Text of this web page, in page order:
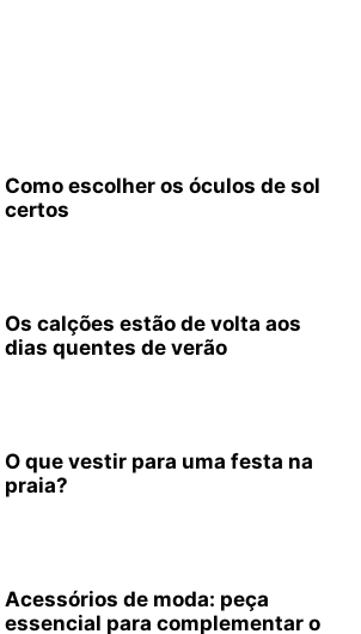
Como escolher os óculos de sol
certos
Os calções estão de volta aos
dias quentes de verão
O que vestir para uma festa na
praia?
Acessórios de moda: peça
essencial para complementar o